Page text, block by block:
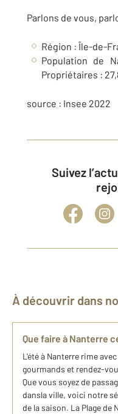
Parlons de vous,
Région : Île-de-
Population de
Propriétaires :
source : Insee 2022
Suivez l’actualité immobilière et
À découvrir dans
Que faire à Nanterre
L'été à Nanterre rime
gourmands et rendez-
Que vous soyez de
dansla ville, voici notre
de la saison. La Plage de